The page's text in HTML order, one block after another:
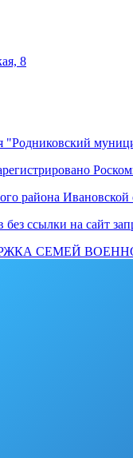
8
района Ивановской
ссылки на сайт
СЕМЕЙ